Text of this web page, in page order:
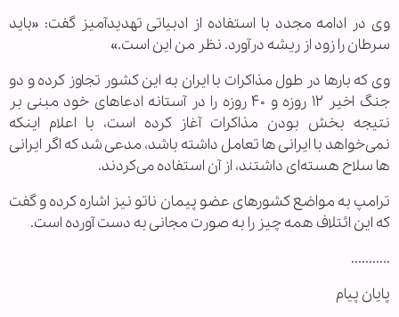
وی در ادامه مجدد با استفاده از ادبیاتی تهدیدآمیز گفت: «باید
سرطان را زود از ریشه درآورد. نظر من این است.»
وی که بارها در طول مذاکرات با ایران به این کشور تجاوز کرده و دو
جنگ اخیر ۱۲ روزه و ۴۰ روزه را در آستانه ادعاهای خود مبنی بر
نتیجه بخش بودن مذاکرات آغاز کرده است، با اعلام اینکه
نمی‌خواهد با ایرانی ها تعامل داشته باشد، مدعی شد که اگر ایرانی
ها سلاح هسته‌ای داشتند، از آن استفاده می‌کردند.
ترامپ به مواضع کشورهای عضو پیمان ناتو نیز اشاره کرده و گفت
که این ائتلاف همه چیز را به صورت مجانی به دست آورده است.
...........
پایان پیام